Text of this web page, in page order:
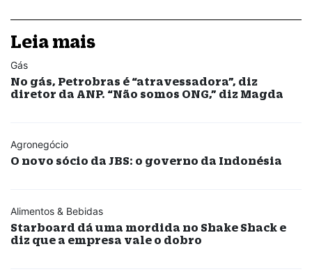
Leia mais
Gás
No gás, Petrobras é “atravessadora”, diz
diretor da ANP. “Não somos ONG,” diz Magda
Agronegócio
O novo sócio da JBS: o governo da Indonésia
Alimentos & Bebidas
Starboard dá uma mordida no Shake Shack e
diz que a empresa vale o dobro